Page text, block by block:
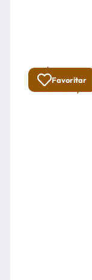
Favoritar
Total:
R$